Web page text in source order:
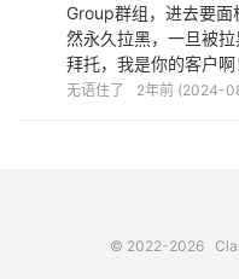
Group群组，进去要
然永久拉黑，一旦被拉
拜托，我是你的客户啊
无语住了 2年前 (2024-
© 2022-2026